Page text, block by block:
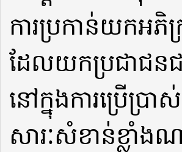
ការប្រកាន់យកអភិ
ដែលយកប្រជាជន
នៅក្នុងការប្រើប្រ
សារៈសំខាន់ខ្លាំង